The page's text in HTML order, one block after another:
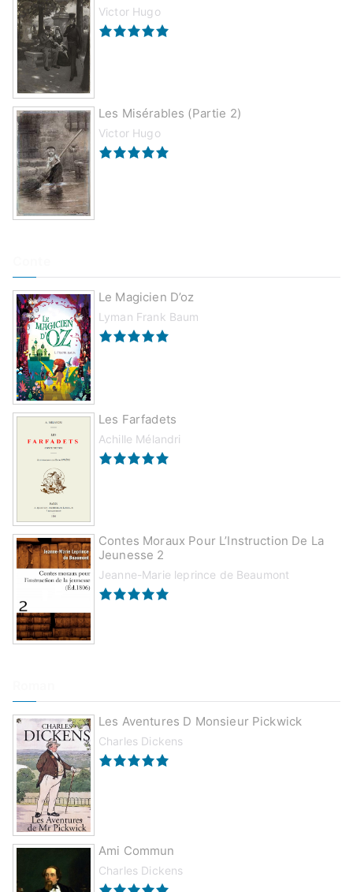
Victor Hugo
Les Misérables (partie 2)
Victor Hugo
Le Magicien D’oz
Lyman Frank Baum
Les Farfadets
Achille Mélandri
Contes Moraux Pour L’Instruction De La
Jeunesse 2
Jeanne-Marie leprince de Beaumont
Les Aventures D Monsieur Pickwick
Charles Dickens
Ami Commun
Charles Dickens